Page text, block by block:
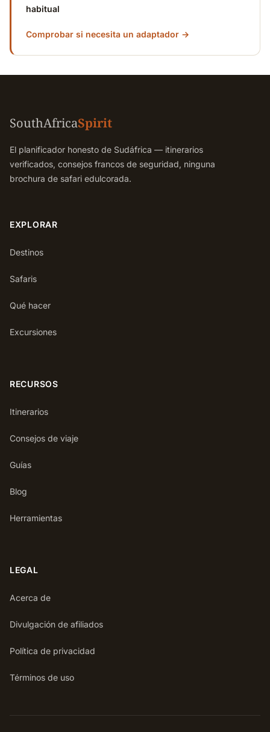
habitual
Comprobar si necesita un adaptador →
SouthAfricaSpirit
El planificador honesto de Sudáfrica — itinerarios
verificados, consejos francos de seguridad, ninguna
brochura de safari edulcorada.
EXPLORAR
Destinos
Safaris
Qué hacer
Excursiones
RECURSOS
Itinerarios
Consejos de viaje
Guías
Blog
Herramientas
LEGAL
Acerca de
Divulgación de afiliados
Política de privacidad
Términos de uso